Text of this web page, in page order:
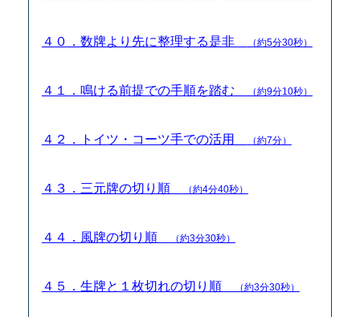
４０．数牌より先に整理する是非 （約5分30秒）
４１．鳴ける前提での手順を踏む （約9分10秒）
４２．トイツ・コーツ手での活用 （約7分）
４３．三元牌の切り順 （約4分40秒）
４４．風牌の切り順 （約3分30秒）
４５．生牌と１枚切れの切り順 （約3分30秒）